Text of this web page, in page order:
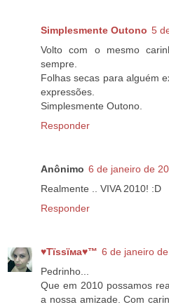
Simplesmente Outono 5
Volto com o mesmo
sempre.
Folhas secas para alguém
expressões.
Simplesmente Outono.
Responder
Anônimo 6 de janeiro de
Realmente .. VIVA 2010! :D
Responder
♥Тїѕѕїмa♥™ 6 de janeiro
Pedrinho...
Que em 2010 possamos
a nossa amizade. Com